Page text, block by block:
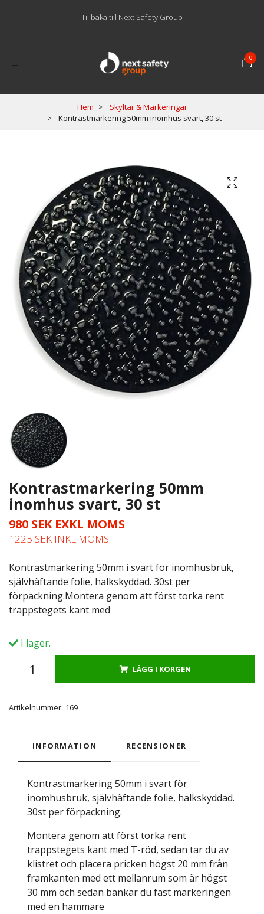
Tillbaka till Next Safety Group
0
Hem
Skyltar & Markeringar
Kontrastmarkering 50mm inomhus svart, 30 st
Kontrastmarkering 50mm
inomhus svart, 30 st
980 SEK EXKL MOMS
1225 SEK INKL MOMS
Kontrastmarkering 50mm i svart för inomhusbruk,
självhäftande folie, halkskyddad. 30st per
förpackning.Montera genom att först torka rent
trappstegets kant med
I lager.
LÄGG I KORGEN
Artikelnummer: 169
INFORMATION RECENSIONER
Kontrastmarkering 50mm i svart för
inomhusbruk, självhäftande folie, halkskyddad.
30st per förpackning.
Montera genom att först torka rent
trappstegets kant med T-röd, sedan tar du av
klistret och placera pricken högst 20 mm från
framkanten med ett mellanrum som är högst
30 mm och sedan bankar du fast markeringen
med en hammare